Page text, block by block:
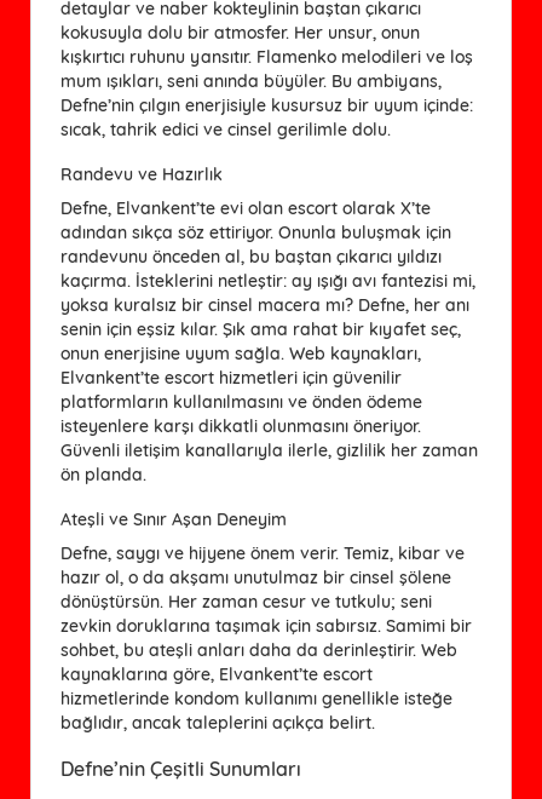
detaylar ve naber kokteylinin baştan çıkarıcı
kokusuyla dolu bir atmosfer. Her unsur, onun
kışkırtıcı ruhunu yansıtır. Flamenko melodileri ve loş
mum ışıkları, seni anında büyüler. Bu ambiyans,
Defne’nin çılgın enerjisiyle kusursuz bir uyum içinde:
sıcak, tahrik edici ve cinsel gerilimle dolu.
Randevu ve Hazırlık
Defne, Elvankent’te evi olan escort olarak X’te
adından sıkça söz ettiriyor. Onunla buluşmak için
randevunu önceden al, bu baştan çıkarıcı yıldızı
kaçırma. İsteklerini netleştir: ay ışığı avı fantezisi mi,
yoksa kuralsız bir cinsel macera mı? Defne, her anı
senin için eşsiz kılar. Şık ama rahat bir kıyafet seç,
onun enerjisine uyum sağla. Web kaynakları,
Elvankent’te escort hizmetleri için güvenilir
platformların kullanılmasını ve önden ödeme
isteyenlere karşı dikkatli olunmasını öneriyor.
Güvenli iletişim kanallarıyla ilerle, gizlilik her zaman
ön planda.
Ateşli ve Sınır Aşan Deneyim
Defne, saygı ve hijyene önem verir. Temiz, kibar ve
hazır ol, o da akşamı unutulmaz bir cinsel şölene
dönüştürsün. Her zaman cesur ve tutkulu; seni
zevkin doruklarına taşımak için sabırsız. Samimi bir
sohbet, bu ateşli anları daha da derinleştirir. Web
kaynaklarına göre, Elvankent’te escort
hizmetlerinde kondom kullanımı genellikle isteğe
bağlıdır, ancak taleplerini açıkça belirt.
Defne’nin Çeşitli Sunumları